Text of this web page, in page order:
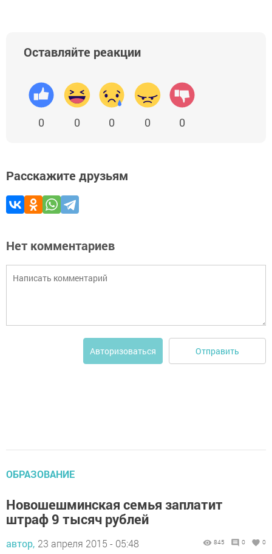
Оставляйте реакции
0 0 0 0 0
Расскажите друзьям
Нет комментариев
Авторизоваться Отправить
ОБРАЗОВАНИЕ
Новошешминская семья заплатит
штраф 9 тысяч рублей
автор, 23 апреля 2015 - 05:48 845 0 0